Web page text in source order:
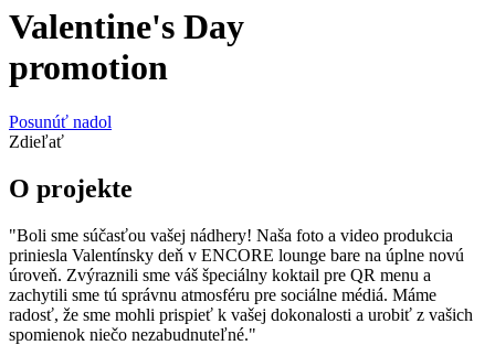
Valentine's Day
promotion
Posunúť nadol
Zdieľať
O projekte
"Boli sme súčasťou vašej nádhery! Naša foto a video produkcia
priniesla Valentínsky deň v ENCORE lounge bare na úplne novú
úroveň. Zvýraznili sme váš špeciálny koktail pre QR menu a
zachytili sme tú správnu atmosféru pre sociálne médiá. Máme
radosť, že sme mohli prispieť k vašej dokonalosti a urobiť z vašich
spomienok niečo nezabudnuteľné."